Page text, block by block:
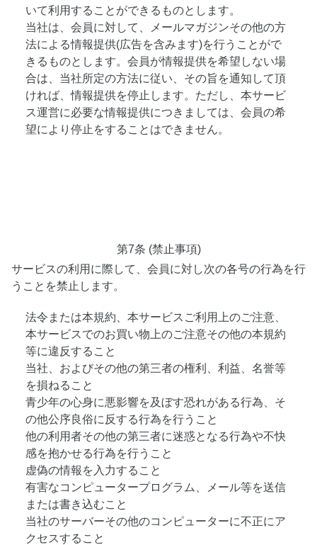
いて利用することができるものとします。
当社は、会員に対して、メールマガジンその他の方
法による情報提供(広告を含みます)を行うことがで
きるものとします。会員が情報提供を希望しない場
合は、当社所定の方法に従い、その旨を通知して頂
ければ、情報提供を停止します。ただし、本サービ
ス運営に必要な情報提供につきましては、会員の希
望により停止をすることはできません。
第7条 (禁止事項)
サービスの利用に際して、会員に対し次の各号の行為を行
うことを禁止します。
法令または本規約、本サービスご利用上のご注意、
本サービスでのお買い物上のご注意その他の本規約
等に違反すること
当社、およびその他の第三者の権利、利益、名誉等
を損ねること
青少年の心身に悪影響を及ぼす恐れがある行為、そ
の他公序良俗に反する行為を行うこと
他の利用者その他の第三者に迷惑となる行為や不快
感を抱かせる行為を行うこと
虚偽の情報を入力すること
有害なコンピュータープログラム、メール等を送信
または書き込むこと
当社のサーバーその他のコンピューターに不正にア
クセスすること